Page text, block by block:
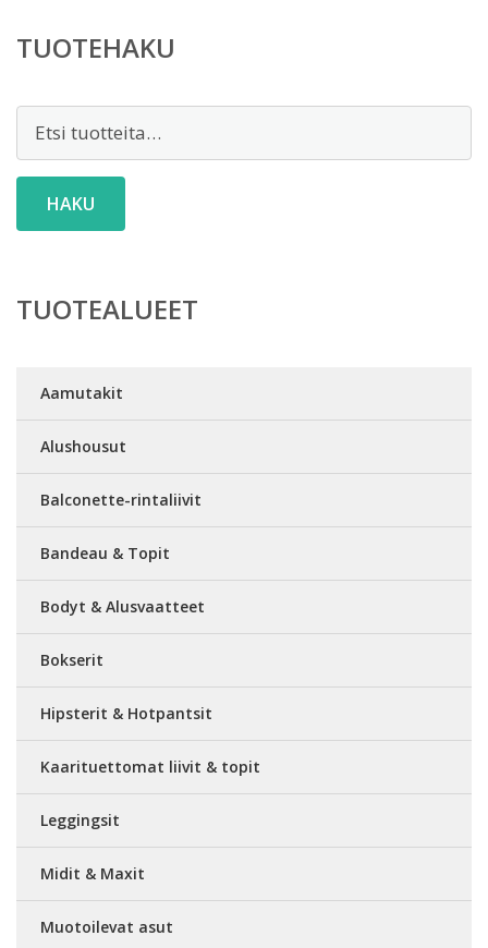
TUOTEHAKU
Etsi:
HAKU
TUOTEALUEET
Aamutakit
Alushousut
Balconette-rintaliivit
Bandeau & Topit
Bodyt & Alusvaatteet
Bokserit
Hipsterit & Hotpantsit
Kaarituettomat liivit & topit
Leggingsit
Midit & Maxit
Muotoilevat asut